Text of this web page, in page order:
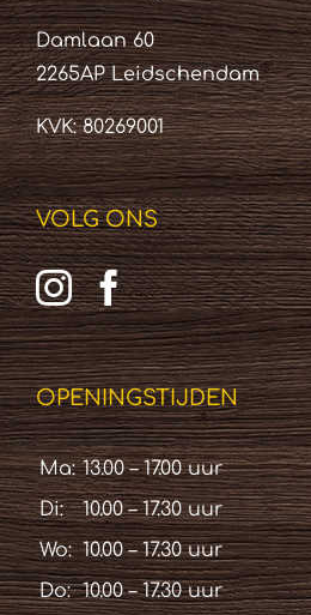
Damlaan 60
2265AP Leidschendam
KVK: 80269001
VOLG ONS
OPENINGSTIJDEN
Ma: 13.00 – 17.00 uur
Di:
10.00 – 17.30 uur
Wo: 10.00 – 17.30 uur
Do: 10.00 – 17.30 uur